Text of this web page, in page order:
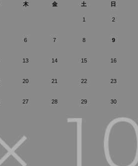
木 金 土 日
1 2
6 7 8 9
13 14 15 16
20 21 22 23
27 28 29 30